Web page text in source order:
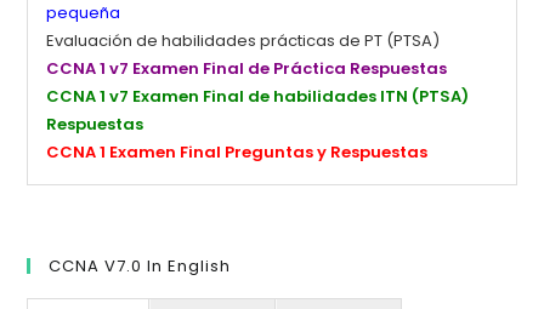
pequeña
Evaluación de habilidades prácticas de PT (PTSA)
CCNA 1 v7 Examen Final de Práctica Respuestas
CCNA 1 v7 Examen Final de habilidades ITN (PTSA)
Respuestas
CCNA 1 Examen Final Preguntas y Respuestas
CCNA V7.0 In English